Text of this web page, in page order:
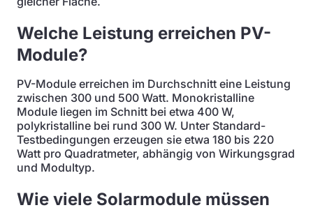
Welche Leistung erreichen PV-
Module?
PV-Module erreichen im Durchschnitt eine Leistung
zwischen 300 und 500 Watt. Monokristalline
Module liegen im Schnitt bei etwa 400 W,
polykristalline bei rund 300 W. Unter Standard-
Testbedingungen erzeugen sie etwa 180 bis 220
Watt pro Quadratmeter, abhängig von Wirkungsgrad
und Modultyp.
Wie viele Solarmodule müssen